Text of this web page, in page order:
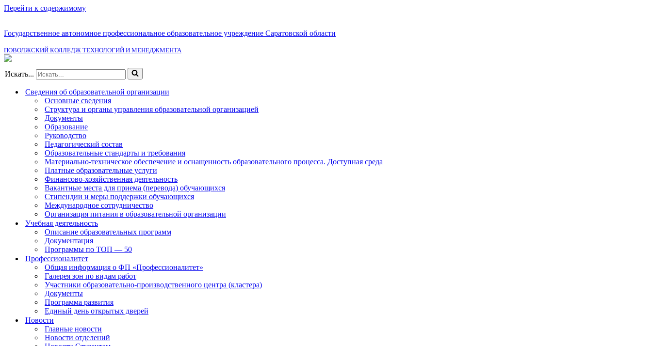
Перейти к содержимому
Государственное автономное профессиональное образовательное учреждение Саратовской области
ПОВОЛЖСКИЙ КОЛЛЕДЖ ТЕХНОЛОГИЙ И МЕНЕДЖМЕНТА
Искать...
Сведения об образовательной организации
Основные сведения
Структура и органы управления образовательной организацией
Документы
Образование
Руководство
Педагогический состав
Образовательные стандарты и требования
Материально-техническое обеспечение и оснащенность образовательного процесса. Доступная среда
Платные образовательные услуги
Финансово-хозяйственная деятельность
Вакантные места для приема (перевода) обучающихся
Стипендии и меры поддержки обучающихся
Международное сотрудничество
Организация питания в образовательной организации
Учебная деятельность
Описание образовательных программ
Документация
Программы по ТОП — 50
Профессионалитет
Общая информация о ФП «Профессионалитет»
Галерея зон по видам работ
Участники образовательно-производственного центра (кластера)
Документы
Программа развития
Единый день открытых дверей
Новости
Главные новости
Новости отделений